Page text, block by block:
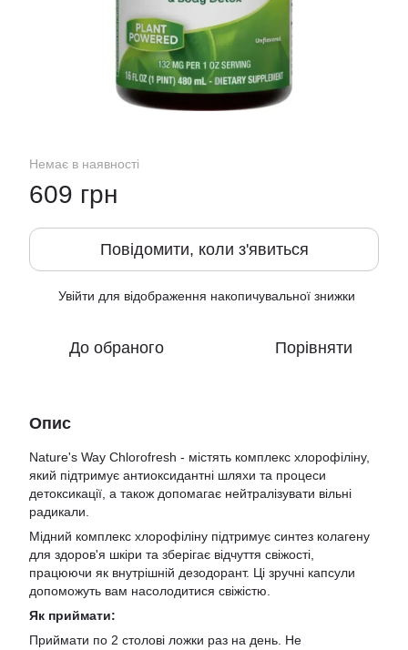
Немає в наявності
609 грн
Повідомити, коли з'явиться
Увійти для відображення накопичувальної знижки
До обраного Порівняти
Опис
Nature's Way Chlorofresh - містять комплекс хлорофіліну,
який підтримує антиоксидантні шляхи та процеси
детоксикації, а також допомагає нейтралізувати вільні
радикали.
Мідний комплекс хлорофіліну підтримує синтез колагену
для здоров'я шкіри та зберігає відчуття свіжості,
працюючи як внутрішній дезодорант. Ці зручні капсули
допоможуть вам насолодитися свіжістю.
Як приймати:
Приймати по 2 столові ложки раз на день. Не